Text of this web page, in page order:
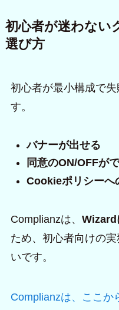
初心者が迷わない
選び方
初心者が最小構成で
す。
バナーが出せる
同意のON/OFFが
Cookieポリシーへ
Complianzは、 Wizard
ため、初心者向けの
いです。
Complianzは、ここか